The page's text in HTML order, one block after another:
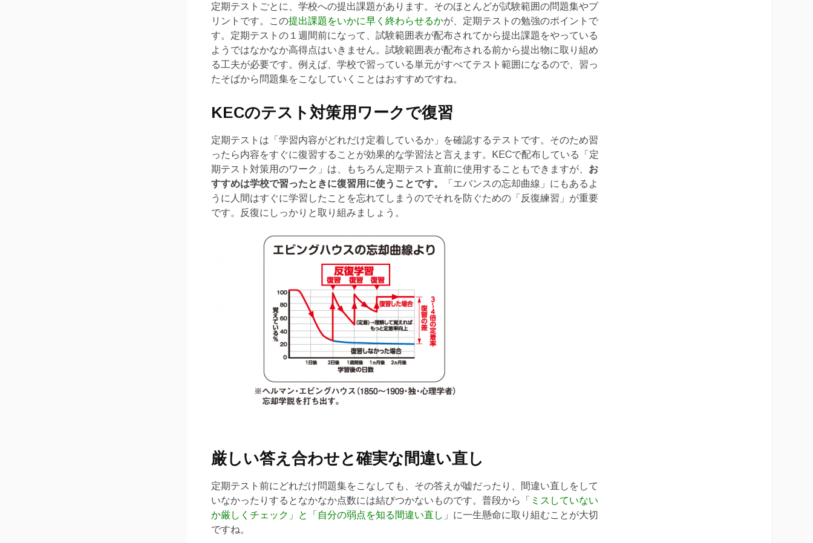
定期テストごとに、学校への提出課題があります。そのほとんどが試験範囲の問題集やプ
リントです。この提出課題をいかに早く終わらせるかが、定期テストの勉強のポイントで
す。定期テストの１週間前になって、試験範囲表が配布されてから提出課題をやっている
ようではなかなか高得点はいきません。試験範囲表が配布される前から提出物に取り組め
る工夫が必要です。例えば、学校で習っている単元がすべてテスト範囲になるので、習っ
たそばから問題集をこなしていくことはおすすめですね。
KECのテスト対策用ワークで復習
定期テストは「学習内容がどれだけ定着しているか」を確認するテストです。そのため習
ったら内容をすぐに復習することが効果的な学習法と言えます。KECで配布している「定
期テスト対策用のワーク」は、もちろん定期テスト直前に使用することもできますが、 お
すすめは学校で習ったときに復習用に使うことです。
「エバンスの忘却曲線」にもあるよ
うに人間はすぐに学習したことを忘れてしまうのでそれを防ぐための「反復練習」が重要
です。反復にしっかりと取り組みましょう。
厳しい答え合わせと確実な間違い直し
定期テスト前にどれだけ問題集をこなしても、その答えが嘘だったり、間違い直しをして
いなかったりするとなかなか点数には結びつかないものです。普段から
「ミスしていない
か厳しくチェック」と「自分の弱点を知る間違い直し 」に一生懸命に取り組むことが大切
ですね。